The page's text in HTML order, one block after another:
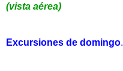
(vista aérea)
Excursiones de domingo.